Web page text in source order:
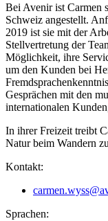
Bei Avenir ist Carmen
Schweiz angestellt.
2019 ist sie mit der
Stellvertretung der
Möglichkeit, ihre
um den Kunden bei
Gesprächen mit den
internationalen
In ihrer Freizeit treibt
Natur beim Wandern
Kontakt:
Sprachen: